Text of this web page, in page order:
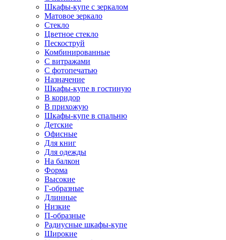
Шкафы-купе с зеркалом
Матовое зеркало
Стекло
Цветное стекло
Пескоструй
Комбинированные
С витражами
С фотопечатью
Назначение
Шкафы-купе в гостиную
В коридор
В прихожую
Шкафы-купе в спальню
Детские
Офисные
Для книг
Для одежды
На балкон
Форма
Высокие
Г-образные
Длинные
Низкие
П-образные
Радиусные шкафы-купе
Широкие